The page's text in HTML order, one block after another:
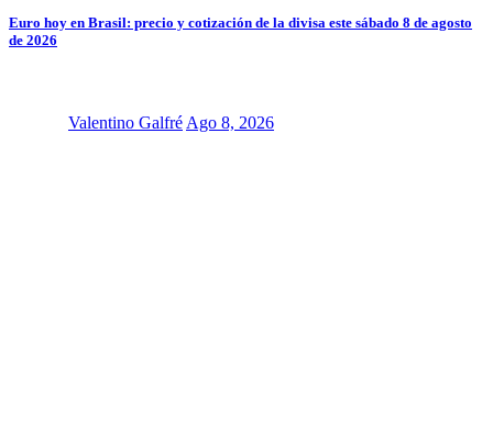
Euro hoy en Brasil: precio y cotización de la divisa este sábado 8 de agosto
de 2026
Valentino Galfré Ago 8, 2026